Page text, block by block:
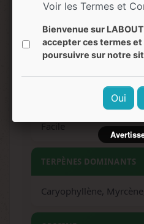
Euphorique, stimulant,
équilibré
NIVEAU DE DIFFICULTÉ
Facile
TERPÈNES DOMINANTS
Caryophyllène,
Voir les Termes et
Bienvenue sur
accepter ces termes
poursuivre sur notre
Oui